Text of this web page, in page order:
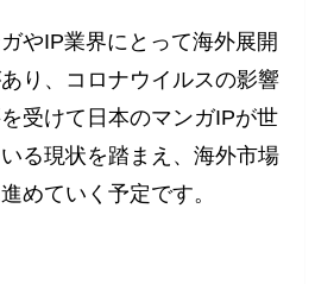
やIP業界にとって海外展開
り、コロナウイルスの影響
受けて日本のマンガIPが世
る現状を踏まえ、海外市場
めていく予定です。